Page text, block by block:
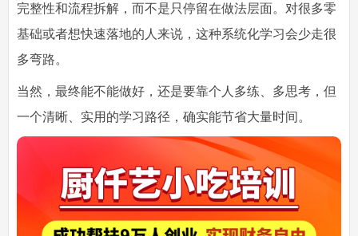
完整性和流程拆解，而不是只停留在做法层面。对很多零
基础或者想快速落地的人来说，这种系统化学习会少走很
多弯路。
当然，最终能不能做好，还是要靠个人多练、多思考，但
一个清晰、实用的学习路径，确实能节省大量时间。